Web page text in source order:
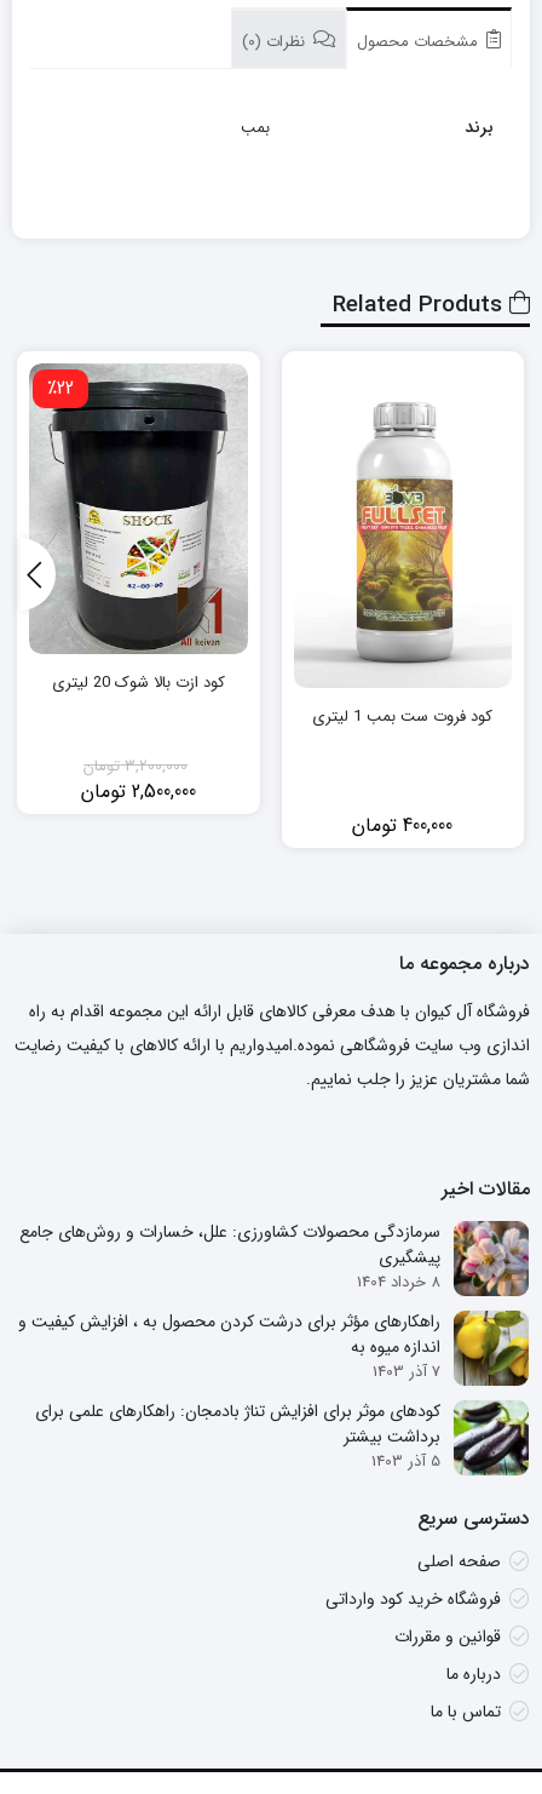
5
لیتری
مشخصات محصول نظرات (0)
برند بمب
کود فروت ست بمب 1 لیتری
400,000 تومان
٪22
کود ازت بالا شوک 20 لیتری
3,200,000تومان
قیمت
2,500,000 تومان
قیمت
درباره مجموعه ما
فروشگاه آل کیوان با هدف معرفی کالاهای قابل ارائه این مجموعه اقدام به راه
اندازی وب سایت فروشگاهی نموده.امیدواریم با ارائه کالاهای با کیفیت رضایت
شما مشتریان عزیز را جلب نماییم.
مقالات اخیر
سرمازدگی محصولات کشاورزی: علل، خسارات و روش‌های جامع
پیشگیری
8 خرداد 1404
راهکارهای مؤثر برای درشت کردن محصول به ، افزایش کیفیت و
اندازه میوه به
7 آذر 1403
کودهای موثر برای افزایش تناژ بادمجان: راهکارهای علمی برای
برداشت بیشتر
5 آذر 1403
دسترسی سریع
صفحه اصلی
فروشگاه خرید کود وارداتی
قوانین و مقررات
درباره ما
تماس با ما